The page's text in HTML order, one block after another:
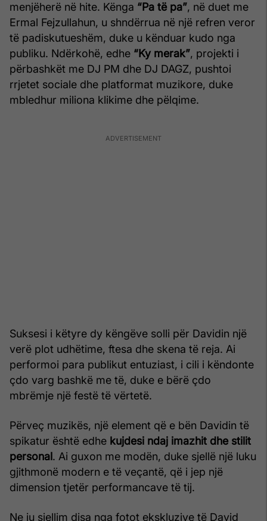
menjëherë në hite. Kënga “Pa të pa”, në duet me
Ermal Fejzullahun, u shndërrua në një refren veror
të padiskutueshëm, duke u kënduar kudo nga
publiku. Ndërkohë, edhe “Ky merak”, projekti i
përbashkët me DJ PM dhe DJ DAGZ, pushtoi
rrjetet sociale dhe platformat muzikore, duke
mbledhur miliona klikime dhe pëlqime.
Suksesi i këtyre dy këngëve solli për Davidin një
verë plot udhëtime, ftesa dhe skena të reja. Ai
performoi para publikut entuziast, i cili i këndonte
çdo varg bashkë me të, duke e bërë çdo
mbrëmje një festë të vërtetë.
Përveç muzikës, një element që e bën Davidin të
spikatur është edhe kujdesi ndaj imazhit dhe stilit
personal . Ai guxon me modën, duke sjellë një luku
gjithmonë modern e të veçantë, që i jep një
dimension tjetër performancave të tij.
Ne ju sjellim disa nga fotot ekskluzive të David